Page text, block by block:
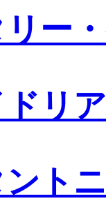
リー
ドリ
ント